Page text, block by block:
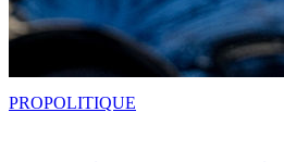
PROPOLITIQUE